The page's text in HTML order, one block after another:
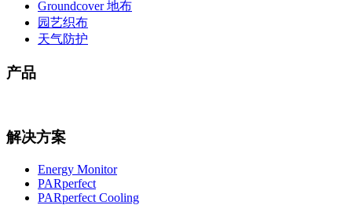
Groundcover 地布
园艺织布
天气防护
产品
解决方案
Energy Monitor
PARperfect
PARperfect Cooling